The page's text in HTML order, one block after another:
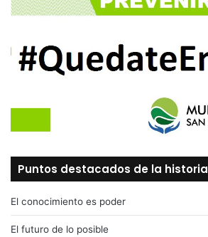
Puntos destacados de la historia
El conocimiento es poder
El futuro de lo posible